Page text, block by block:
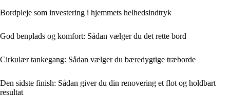
Bordpleje som investering i hjemmets helhedsindtryk
God benplads og komfort: Sådan vælger du det rette bord
Cirkulær tankegang: Sådan vælger du bæredygtige træborde
Den sidste finish: Sådan giver du din renovering et flot og holdbart
resultat